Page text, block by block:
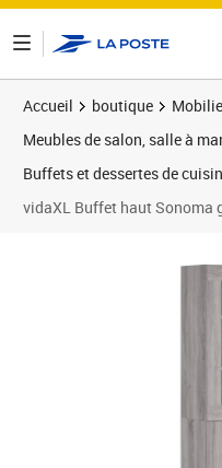
Accueil boutique
Meubles de salon, salle à
Buffets et dessertes de
vidaXL Buffet haut Sonoma